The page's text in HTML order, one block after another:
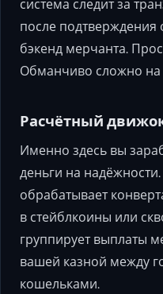
система следит за
после подтверждения
бэкенд мерчанта.
Обманчиво сложно на
Расчётный
Именно здесь вы
деньги на
обрабатывает
в стейблкоины или
группирует выплаты
вашей казной между
кошельками.